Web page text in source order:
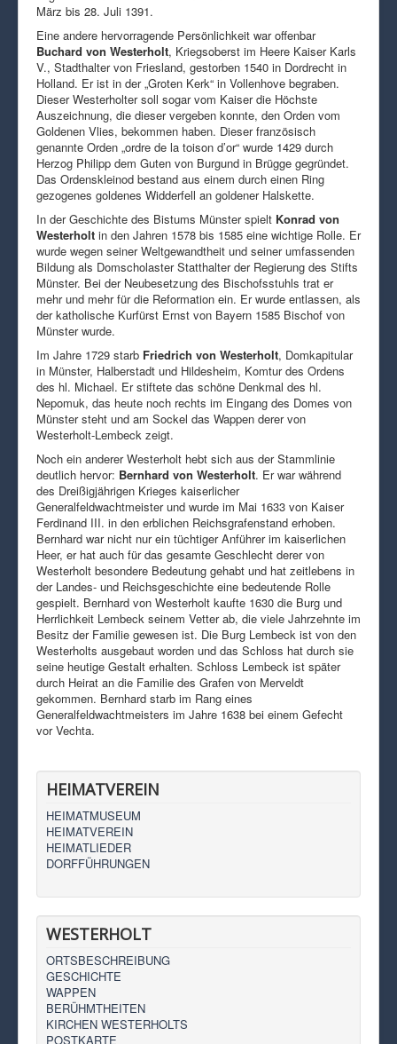
März bis 28. Juli 1391.
Eine andere hervorragende Persönlichkeit war offenbar
Buchard von Westerholt, Kriegsoberst im Heere Kaiser Karls
V., Stadthalter von Friesland, gestorben 1540 in Dordrecht in
Holland. Er ist in der „Groten Kerk“ in Vollenhove begraben.
Dieser Westerholter soll sogar vom Kaiser die Höchste
Auszeichnung, die dieser vergeben konnte, den Orden vom
Goldenen Vlies, bekommen haben. Dieser französisch
genannte Orden „ordre de la toison d’or“ wurde 1429 durch
Herzog Philipp dem Guten von Burgund in Brügge gegründet.
Das Ordenskleinod bestand aus einem durch einen Ring
gezogenes goldenes Widderfell an goldener Halskette.
In der Geschichte des Bistums Münster spielt Konrad von
Westerholt in den Jahren 1578 bis 1585 eine wichtige Rolle. Er
wurde wegen seiner Weltgewandtheit und seiner umfassenden
Bildung als Domscholaster Statthalter der Regierung des Stifts
Münster. Bei der Neubesetzung des Bischofsstuhls trat er
mehr und mehr für die Reformation ein. Er wurde entlassen, als
der katholische Kurfürst Ernst von Bayern 1585 Bischof von
Münster wurde.
Im Jahre 1729 starb Friedrich von Westerholt, Domkapitular
in Münster, Halberstadt und Hildesheim, Komtur des Ordens
des hl. Michael. Er stiftete das schöne Denkmal des hl.
Nepomuk, das heute noch rechts im Eingang des Domes von
Münster steht und am Sockel das Wappen derer von
Westerholt-Lembeck zeigt.
Noch ein anderer Westerholt hebt sich aus der Stammlinie
deutlich hervor: Bernhard von Westerholt. Er war während
des Dreißigjährigen Krieges kaiserlicher
Generalfeldwachtmeister und wurde im Mai 1633 von Kaiser
Ferdinand III. in den erblichen Reichsgrafenstand erhoben.
Bernhard war nicht nur ein tüchtiger Anführer im kaiserlichen
Heer, er hat auch für das gesamte Geschlecht derer von
Westerholt besondere Bedeutung gehabt und hat zeitlebens in
der Landes- und Reichsgeschichte eine bedeutende Rolle
gespielt. Bernhard von Westerholt kaufte 1630 die Burg und
Herrlichkeit Lembeck seinem Vetter ab, die viele Jahrzehnte im
Besitz der Familie gewesen ist. Die Burg Lembeck ist von den
Westerholts ausgebaut worden und das Schloss hat durch sie
seine heutige Gestalt erhalten. Schloss Lembeck ist später
durch Heirat an die Familie des Grafen von Merveldt
gekommen. Bernhard starb im Rang eines
Generalfeldwachtmeisters im Jahre 1638 bei einem Gefecht
vor Vechta.
HEIMATVEREIN
HEIMATMUSEUM
HEIMATVEREIN
HEIMATLIEDER
DORFFÜHRUNGEN
WESTERHOLT
ORTSBESCHREIBUNG
GESCHICHTE
WAPPEN
BERÜHMTHEITEN
KIRCHEN WESTERHOLTS
POSTKARTE